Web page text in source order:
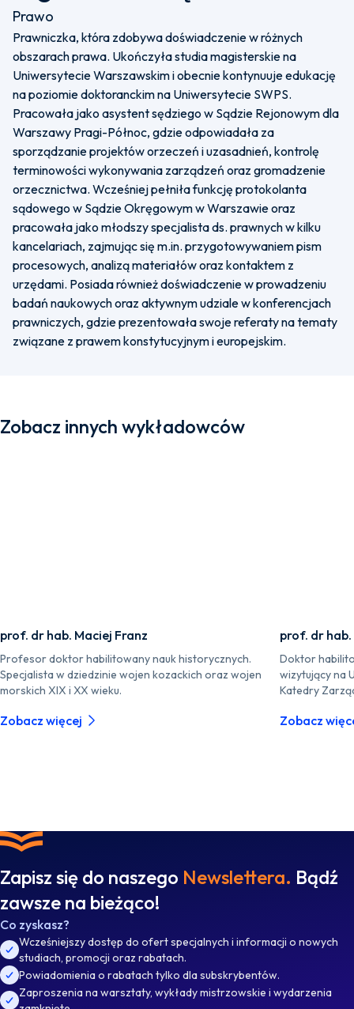
Prawo
Prawniczka, która zdobywa doświadczenie w różnych
obszarach prawa. Ukończyła studia magisterskie na
Uniwersytecie Warszawskim i obecnie kontynuuje edukację
na poziomie doktoranckim na Uniwersytecie SWPS.
Pracowała jako asystent sędziego w Sądzie Rejonowym dla
Warszawy Pragi-Północ, gdzie odpowiadała za
sporządzanie projektów orzeczeń i uzasadnień, kontrolę
terminowości wykonywania zarządzeń oraz gromadzenie
orzecznictwa. Wcześniej pełniła funkcję protokolanta
sądowego w Sądzie Okręgowym w Warszawie oraz
pracowała jako młodszy specjalista ds. prawnych w kilku
kancelariach, zajmując się m.in. przygotowywaniem pism
procesowych, analizą materiałów oraz kontaktem z
urzędami. Posiada również doświadczenie w prowadzeniu
badań naukowych oraz aktywnym udziale w konferencjach
prawniczych, gdzie prezentowała swoje referaty na tematy
związane z prawem konstytucyjnym i europejskim.
Zobacz innych wykładowców
prof. dr hab. Maciej Franz
Profesor doktor habilitowany nauk historycznych.
Specjalista w dziedzinie wojen kozackich oraz wojen
morskich XIX i XX wieku.
Zobacz więcej
prof. dr
Doktor
wizytujący na
Katedry
Zobacz
Zapisz się do naszego Newslettera. Bądź
zawsze na bieżąco!
Co zyskasz?
Wcześniejszy dostęp do ofert specjalnych i informacji o nowych
studiach, promocji oraz rabatach.
Powiadomienia o rabatach tylko dla subskrybentów.
Zaproszenia na warsztaty, wykłady mistrzowskie i wydarzenia